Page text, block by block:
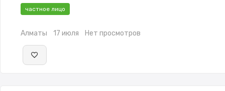
меблирована,Полностью меблирована,паркинг:
частное лицо
Алматы 17 июля Нет просмотров